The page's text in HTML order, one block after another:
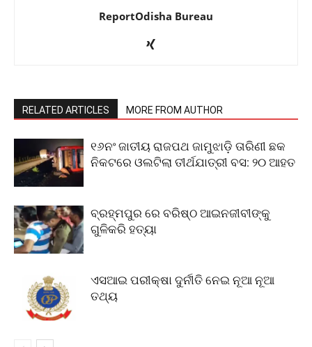
ReportOdisha Bureau
RELATED ARTICLES MORE FROM AUTHOR
୧୬ନଂ ଜାତୀୟ ରାଜପଥ ଜାମୁଝାଡ଼ି ତାରିଣୀ ଛକ
ନିକଟରେ ଓଲଟିଲା ତୀର୍ଥଯାତ୍ରୀ ବସ: ୨୦ ଆହତ
ବ୍ରହ୍ମପୁର ରେ ବରିଷ୍ଠ ଆଇନଜୀବୀଙ୍କୁ
ଗୁଳିକରି ହତ୍ୟା
ଏସଆଇ ପରୀକ୍ଷା ଦୁର୍ନୀତି ନେଇ ନୂଆ ନୂଆ
ତଥ୍ୟ